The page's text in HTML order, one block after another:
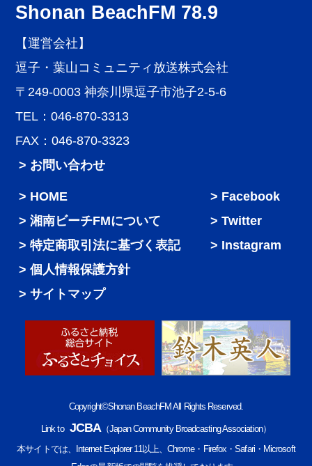
Shonan BeachFM 78.9
【運営会社】
逗子・葉山コミュニティ放送株式会社
〒249-0003 神奈川県逗子市池子2-5-6
TEL：046-870-3313
FAX：046-870-3323
> お問い合わせ
HOME
湘南ビーチFMについて
特定商取引法に基づく表記
個人情報保護方針
サイトマップ
Facebook
Twitter
Instagram
Copyright©Shonan BeachFM All Rights Reserved.
Link to JCBA（Japan Community Broadcasting Association）
本サイトでは、Internet Explorer 11以上、Chrome・Firefox・Safari・Microsoft